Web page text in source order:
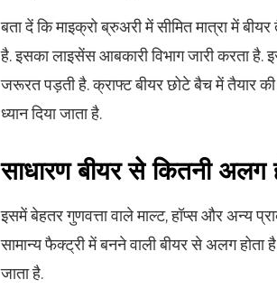
बता दें कि माइक्रो ब्रुअरी में सीमित मात्रा में
है. इसका लाइसेंस आबकारी विभाग जारी करता
जरूरत पड़ती है. क्राफ्ट बीयर छोटे बैच में तैयार
ध्यान दिया जाता है.
साधारण बीयर से कितनी अलग
इसमें बेहतर गुणवत्ता वाले माल्ट, हॉप्स और अन्य
सामान्य फैक्ट्री में बनने वाली बीयर से अलग
जाता है.